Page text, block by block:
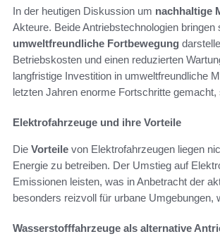
In der heutigen Diskussion um nachhaltige
Akteure. Beide Antriebstechnologien bringen
umweltfreundliche Fortbewegung
Betriebskosten und einen reduzierten
langfristige Investition in umweltfreundliche
letzten Jahren enorme Fortschritte
Elektrofahrzeuge und ihre Vorteile
Die Vorteile von Elektrofahrzeugen liegen
Energie zu betreiben. Der Umstieg auf
Emissionen leisten, was in Anbetracht der
besonders reizvoll für urbane
Wasserstofffahrzeuge als alternative